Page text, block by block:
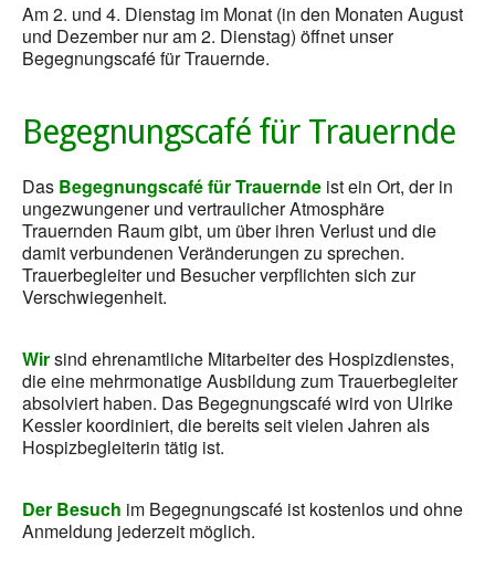
Am 2. und 4. Dienstag im Monat (in den Monaten August
und Dezember nur am 2. Dienstag) öffnet unser
Begegnungscafé für Trauernde.
Begegnungscafé für Trauernde
Das Begegnungscafé für Trauernde ist ein Ort, der in
ungezwungener und vertraulicher Atmosphäre
Trauernden Raum gibt, um über ihren Verlust und die
damit verbundenen Veränderungen zu sprechen.
Trauerbegleiter und Besucher verpflichten sich zur
Verschwiegenheit.
Wirsind ehrenamtliche Mitarbeiter des Hospizdienstes,
die eine mehrmonatige Ausbildung zum Trauerbegleiter
absolviert haben. Das Begegnungscafé wird von Ulrike
Kessler koordiniert, die bereits seit vielen Jahren als
Hospizbegleiterin tätig ist.
Der Besuch im Begegnungscafé ist kostenlos und ohne
Anmeldung jederzeit möglich.